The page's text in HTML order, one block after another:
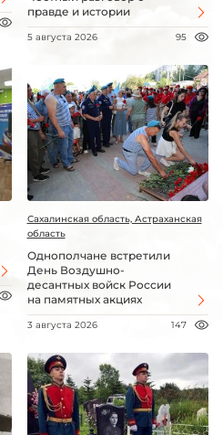
правде и истории
5 августа 2026 95
Сахалинская область, Астраханская
область
Однополчане встретили
День Воздушно-
десантных войск России
на памятных акциях
3 августа 2026 147